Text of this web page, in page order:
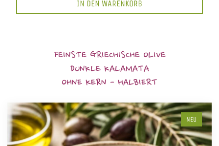
IN DEN WARENKORB
FEINSTE GRIECHISCHE OLIVE
DUNKLE KALAMATA
OHNE KERN - HALBIERT
NEU